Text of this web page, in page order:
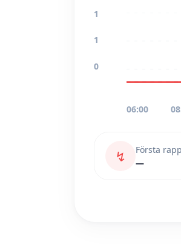
1
1
0
06:00
↯
Första
—